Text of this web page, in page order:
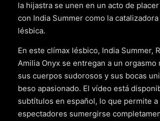
la hijastra se unen en un acto de
con India Summer como la
lésbica.
En este clímax lésbico, India Summer,
Amilia Onyx se entregan a un orgasmo
sus cuerpos sudorosos y sus bocas
beso apasionado. El vídeo está
subtítulos en español, lo que permite a
espectadores sumergirse